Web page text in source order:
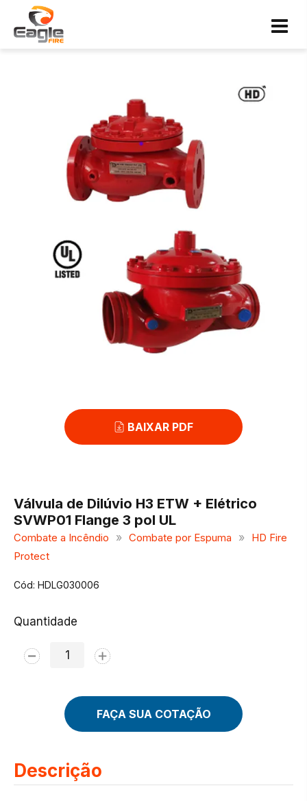
BAIXAR PDF
Válvula de Dilúvio H3 ETW + Elétrico
SVWP01 Flange 3 pol UL
Combate a Incêndio » Combate por Espuma »
HD Fire
Protect
Cód: HDLG030006
Quantidade
FAÇA SUA COTAÇÃO
Descrição